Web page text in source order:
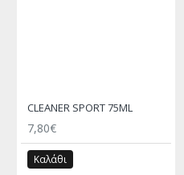
CLEANER SPORT 75ML
7,80€
Καλάθι